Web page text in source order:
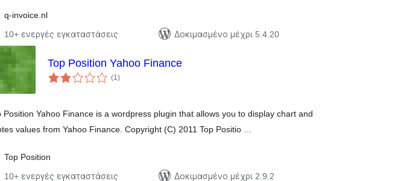
q-invoice.nl
10+ ενεργές εγκαταστάσεις
Δοκιμασμένο μέχρι 5.4.20
Top Position Yahoo Finance
(1αξιολογήσεις
σύνολο
)
Position Yahoo Finance is a wordpress plugin that allows you to display chart and
values from Yahoo Finance. Copyright (C) 2011 Top Positio …
Top Position
10+ ενεργές εγκαταστάσεις
Δοκιμασμένο μέχρι 2.9.2